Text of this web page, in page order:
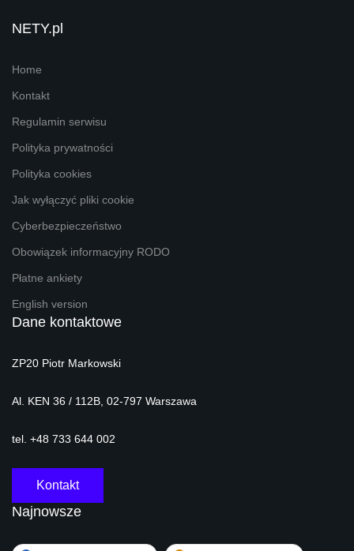
NETY.pl
Home
Kontakt
Regulamin serwisu
Polityka prywatności
Polityka cookies
Jak wyłączyć pliki cookie
Cyberbezpieczeństwo
Obowiązek informacyjny RODO
Płatne ankiety
English version
Dane kontaktowe
ZP20 Piotr Markowski
Al. KEN 36 / 112B, 02-797 Warszawa
tel. +48 733 644 002
Kontakt
Najnowsze